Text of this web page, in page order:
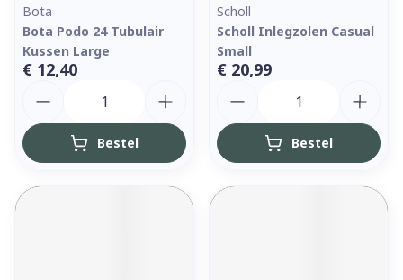
Bota
Bota Podo 24 Tubulair
Kussen Large
€ 12,40
Bestel
Scholl
Scholl Inlegzolen Casual
Small
€ 20,99
Bestel